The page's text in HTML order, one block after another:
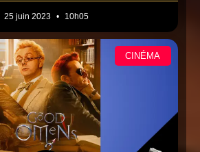
25 juin 2023 10h05
CINÉMA